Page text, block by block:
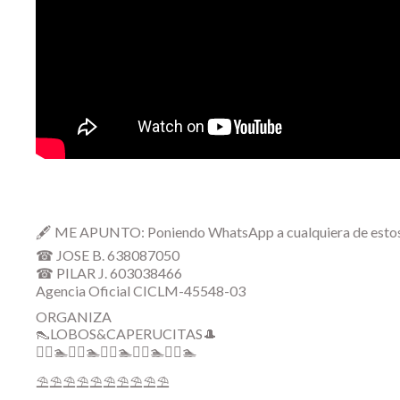
🖋 ME APUNTO: Poniendo WhatsApp a cualquiera de
☎ JOSE B. 638087050
☎ PILAR J. 603038466
Agencia Oficial CICLM-45548-03
ORGANIZA
👠LOBOS&CAPERUCITAS🎩
🏄‍♀🏊🏄‍♀🏊🏄‍♀🏊🏄‍♀🏊🏄‍♀🏊
⛱⛱⛱⛱⛱⛱⛱⛱⛱⛱